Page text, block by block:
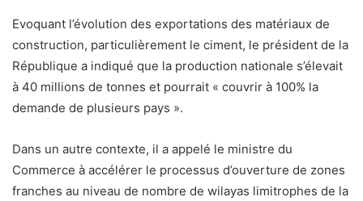
Evoquant l’évolution des exportations des matériaux de
construction, particulièrement le ciment, le président de la
République a indiqué que la production nationale s’élevait
à 40 millions de tonnes et pourrait « couvrir à 100% la
demande de plusieurs pays ».
Dans un autre contexte, il a appelé le ministre du
Commerce à accélérer le processus d’ouverture de zones
franches au niveau de nombre de wilayas limitrophes de la